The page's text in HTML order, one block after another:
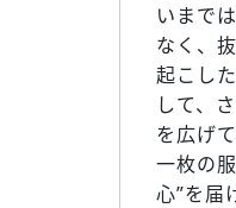
いまで
なく、
起こし
して、
を広げて
一枚の
心”を届